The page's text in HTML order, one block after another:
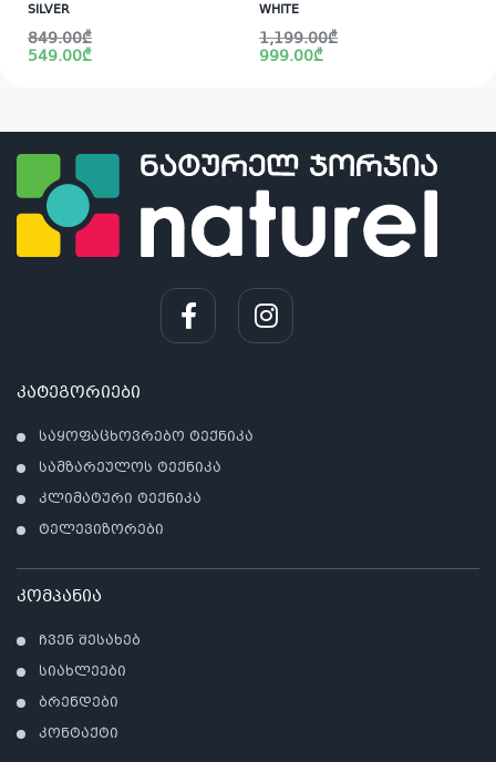
SILVER
849.00₾
Original
price
was:
549.00₾
Current
price
is:
WHITE
1,199.00₾
Original
price
was:
999.00₾
Current
price
is:
კატეგორიები
საყოფაცხოვრებო ტექნიკა
სამზარეულოს ტექნიკა
კლიმატური ტექნიკა
ტელევიზორები
კომპანია
ჩვენ შესახებ
სიახლეები
ბრენდები
კონტაქტი